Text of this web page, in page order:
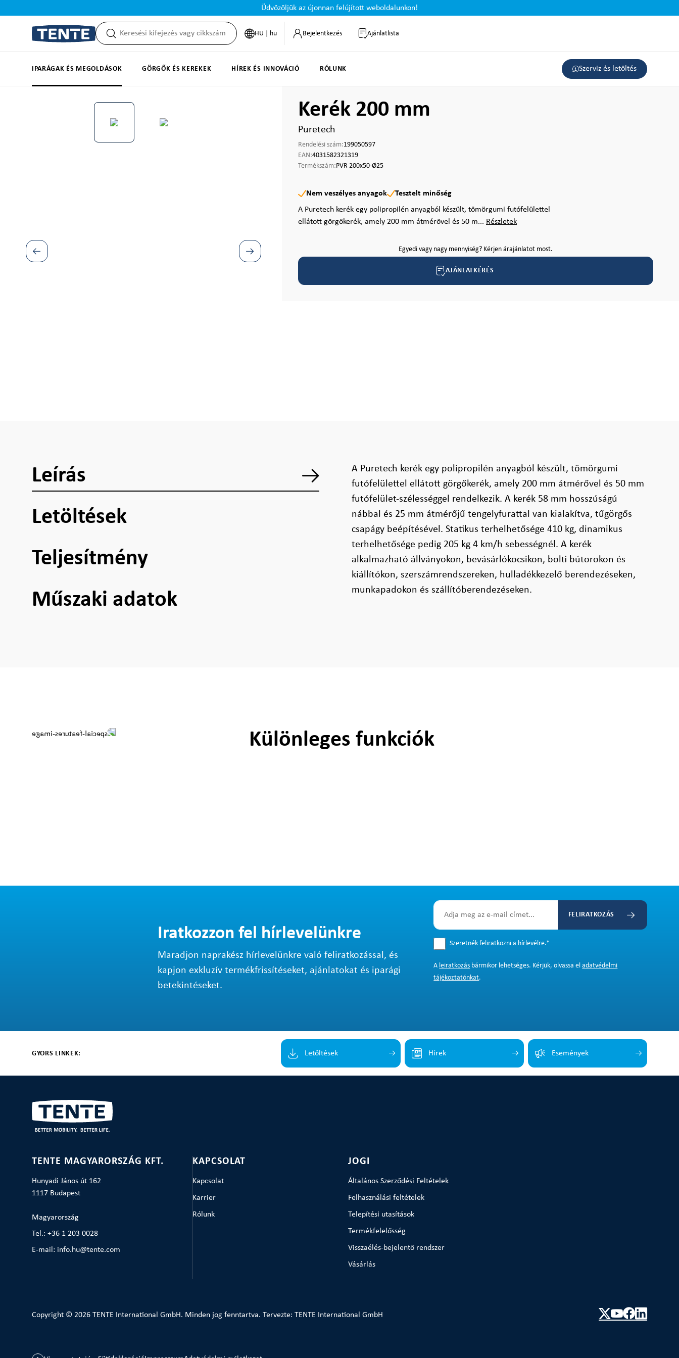
Üdvözöljük az újonnan felújított weboldalunkon!
HU | hu Bejelentkezés Ajánlatlista
IPARÁGAK ÉS MEGOLDÁSOK GÖRGŐK ÉS KEREKEK HÍREK ÉS INNOVÁCIÓ RÓLUNK Szerviz és letöltés
Képgaléria kihagyása Kerék 200 mm
Puretech
Rendelési szám:199050597
EAN:4031582321319
Termékszám:PVR 200x50-Ø25
Nem veszélyes anyagok
Tesztelt minőség
A Puretech kerék egy polipropilén anyagból készült, tömörgumi futófelülettel
ellátott görgőkerék, amely 200 mm átmérővel és 50 m... Részletek
Egyedi vagy nagy mennyiség? Kérjen árajánlatot most.
AJÁNLATKÉRÉS
Leírás
Letöltések
Teljesítmény
Műszaki adatok
A Puretech kerék egy polipropilén anyagból készült, tömörgumi
futófelülettel ellátott görgőkerék, amely 200 mm átmérővel és 50 mm
futófelület-szélességgel rendelkezik. A kerék 58 mm hosszúságú
nábbal és 25 mm átmérőjű tengelyfurattal van kialakítva, tűgörgős
csapágy beépítésével. Statikus terhelhetősége 410 kg, dinamikus
terhelhetősége pedig 205 kg 4 km/h sebességnél. A kerék
alkalmazható állványokon, bevásárlókocsikon, bolti bútorokon és
kiállítókon, szerszámrendszereken, hulladékkezelő berendezéseken,
munkapadokon és szállítóberendezéseken.
Különleges funkciók
Iratkozzon fel hírlevelünkre
Maradjon naprakész hírlevelünkre való feliratkozással, és
kapjon exkluzív termékfrissítéseket, ajánlatokat és iparági
betekintéseket.
FELIRATKOZÁS
Szeretnék feliratkozni a hírlevélre.*
A leiratkozás bármikor lehetséges. Kérjük, olvassa eladatvédelmi
tájékoztatónkat.
GYORS LINKEK: Letöltések Hírek Események
TENTE MAGYARORSZÁG KFT.
Hunyadi János út 162
1117 Budapest
Magyarország
Tel.: +36 1 203 0028
E-mail: info.hu@tente.com
KAPCSOLAT
Kapcsolat
Karrier
Rólunk
JOGI
Általános Szerződési Feltételek
Felhasználási feltételek
Telepítési utasítások
Termékfelelősség
Visszaélés-bejelentő rendszer
Vásárlás
Copyright © 2026 TENTE International GmbH. Minden jog fenntartva. Tervezte: TENTE International GmbH